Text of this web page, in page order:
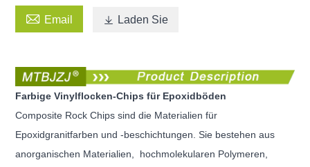
 Email  Laden Sie
Farbige Vinylflocken-Chips für Epoxidböden
Composite Rock Chips sind die Materialien für
Epoxidgranitfarben und -beschichtungen. Sie bestehen aus
anorganischen Materialien,
hochmolekularen Polymeren,